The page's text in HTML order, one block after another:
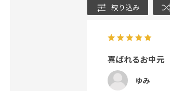
絞り込み
喜ばれるお中元
ゆみ